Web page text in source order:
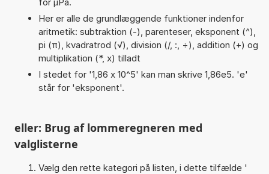
Her er alle de grundlæggende funktioner indenfor
aritmetik: subtraktion (-), parenteser, eksponent (^),
pi (π), kvadratrod (√), division (/, :, ÷), addition (+) og
multiplikation (*, x) tilladt
I stedet for '1,86 x 10^5' kan man skrive 1,86e5. 'e'
står for 'eksponent'.
eller: Brug af lommeregneren med
valglisterne
Vælg den rette kategori på listen, i dette tilfælde '